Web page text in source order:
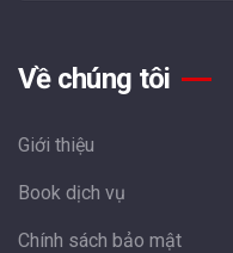
Về chúng tôi
Giới thiệu
Book dịch vụ
Chính sách bảo mật